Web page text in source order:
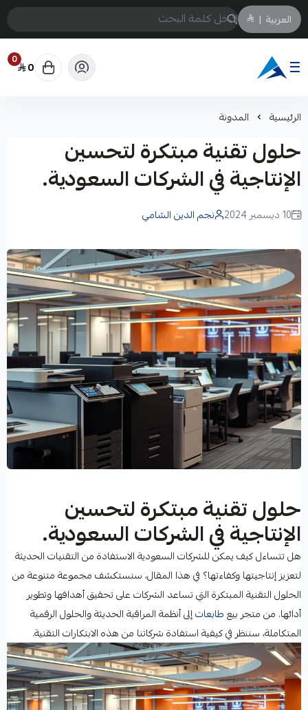
العربية |
Arabtechksa
0 0
الرئيسية المدونة
حلول تقنية مبتكرة لتحسين
الإنتاجية في الشركات السعودية.
10 ديسمبر 2024 نجم الدين الشامي
حلول تقنية مبتكرة لتحسين
الإنتاجية في الشركات السعودية.
هل تتساءل كيف يمكن للشركات السعودية الاستفادة من التقنيات الحديثة
لتعزيز إنتاجيتها وكفاءتها؟ في هذا المقال، سنستكشف مجموعة متنوعة من
الحلول التقنية المبتكرة التي تساعد الشركات على تحقيق أهدافها وتطوير
أدائها. من متجر بيعطابعاتإلى أنظمة المراقبة الحديثة والحلول الرقمية
المتكاملة، سننظر في كيفية استفادة شركاتنا من هذه الابتكارات التقنية.